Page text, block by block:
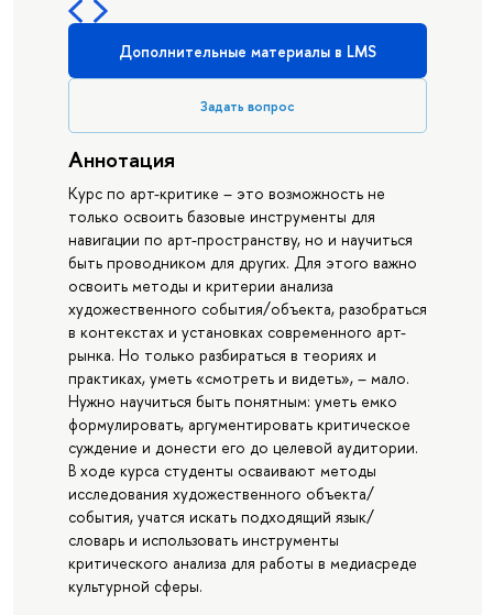
Дополнительные материалы в LMS
Задать вопрос
Аннотация
Курс по арт-критике – это возможность не
только освоить базовые инструменты для
навигации по арт-пространству, но и научиться
быть проводником для других. Для этого важно
освоить методы и критерии анализа
художественного события/объекта, разобраться
в контекстах и установках современного арт-
рынка. Но только разбираться в теориях и
практиках, уметь «смотреть и видеть», – мало.
Нужно научиться быть понятным: уметь емко
формулировать, аргументировать критическое
суждение и донести его до целевой аудитории.
В ходе курса студенты осваивают методы
исследования художественного объекта/
события, учатся искать подходящий язык/
словарь и использовать инструменты
критического анализа для работы в медиасреде
культурной сферы.